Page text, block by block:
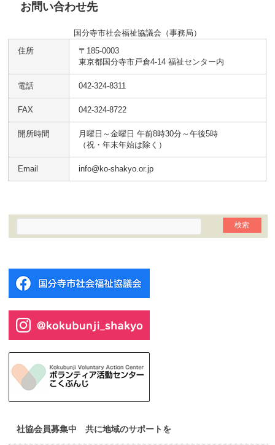
お問い合わせ先
国分寺市社会福祉協議会（事務局）
住所
〒185-0003
東京都国分寺市戸倉4-14 福祉センター内
電話 042-324-8311
FAX 042-324-8722
開所時間
月曜日～金曜日 午前8時30分～午後5時
（祝・年末年始は除く）
Email info@ko-shakyo.or.jp
社協会員募集中 共に地域のサポートを